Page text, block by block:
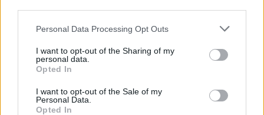
Please note that this website/app uses one or more Google
not limited to your visit or usage behaviour. You may click to
grant or deny consent to Google and its third-party tags to
use your data for below specified purposes in below Google
consent section.
Personal Data Processing Opt Outs
I want to opt-out of the Sharing of my
personal data.
Opted In
I want to opt-out of the Sale of my
Personal Data.
Opted In
VAGY